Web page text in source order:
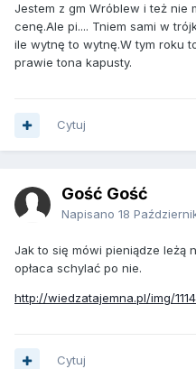
Jestem z gm Wróblew i też nie
cenę.Ale pi.... Tniem sami w
ile wytnę to wytnę.W tym roku
prawie tona kapusty.
Cytuj
Gość Gość
Napisano 18
Jak to się mówi pieniądze leżą
opłaca schylać po nie.
http://wiedzatajemna.pl/img/
Cytuj